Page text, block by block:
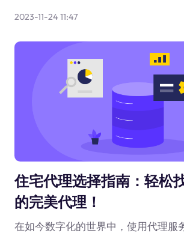
2023-11-24 11:47
住宅代理选择指南：轻松
的完美代理！
在如今数字化的世界中，使用代理服